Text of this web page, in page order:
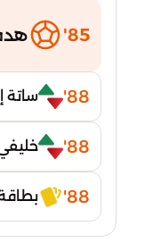
85'
88'
88'
88'